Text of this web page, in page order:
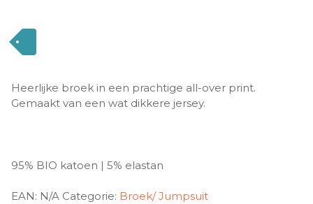
Heerlijke broek in een prachtige all-over print.
Gemaakt van een wat dikkere jersey.
95% BIO katoen | 5% elastan
EAN: N/A Categorie: Broek/ Jumpsuit